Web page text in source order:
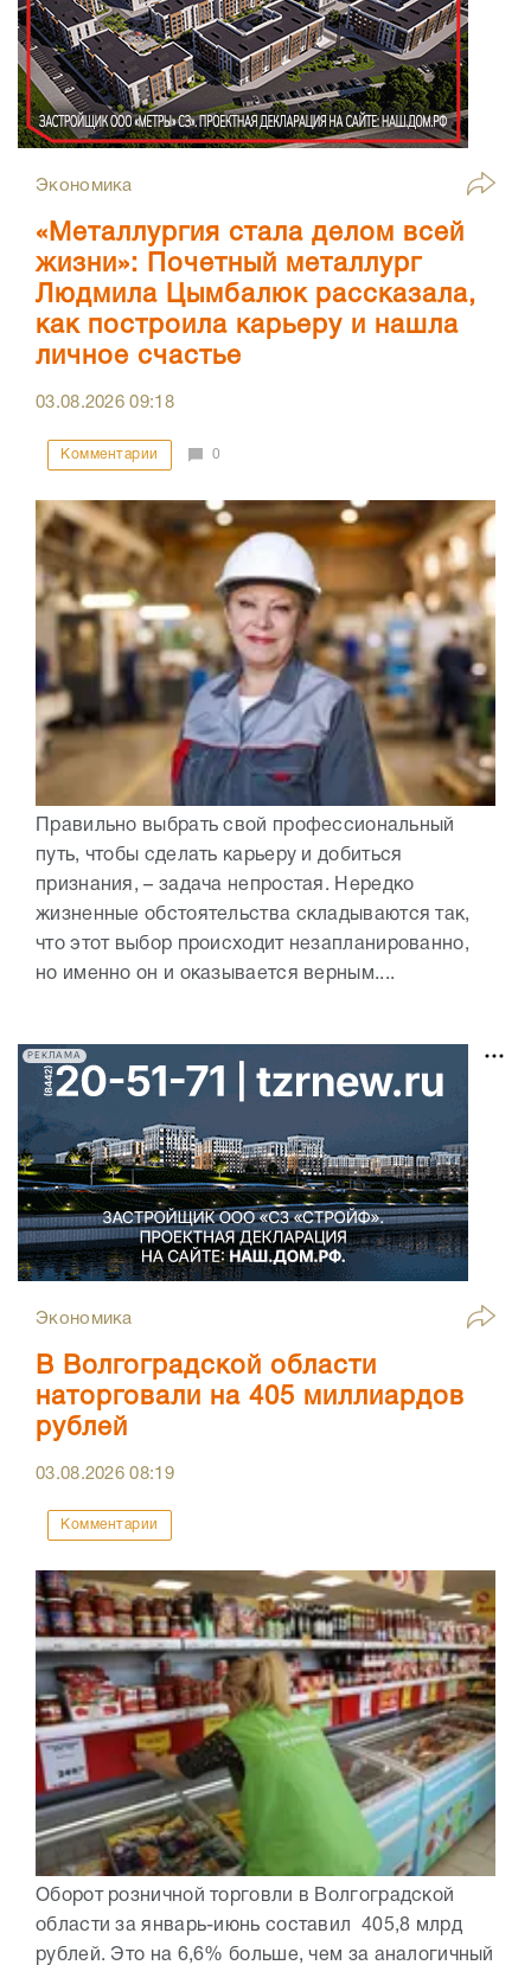
Экономика
«Металлургия стала делом всей
жизни»: Почетный металлург
Людмила Цымбалюк рассказала,
как построила карьеру и нашла
личное счастье
03.08.202609:18
Комментарии 0
Правильно выбрать свой профессиональный
путь, чтобы сделать карьеру и добиться
признания, – задача непростая. Нередко
жизненные обстоятельства складываются так,
что этот выбор происходит незапланированно,
но именно он и оказывается верным....
РЕКЛАМА
Экономика
В Волгоградской области
наторговали на 405 миллиардов
рублей
03.08.202608:19
Комментарии
Оборот розничной торговли в Волгоградской
области за январь-июнь составил 405,8 млрд
рублей. Это на 6,6% больше, чем за аналогичный